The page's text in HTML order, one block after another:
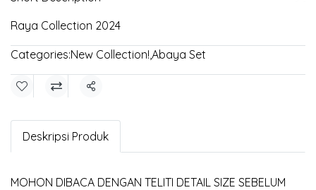
Raya Collection 2024
Categories:New Collection!,Abaya Set
Share
Deskripsi Produk
MOHON DIBACA DENGAN TELITI DETAIL SIZE SEBELUM